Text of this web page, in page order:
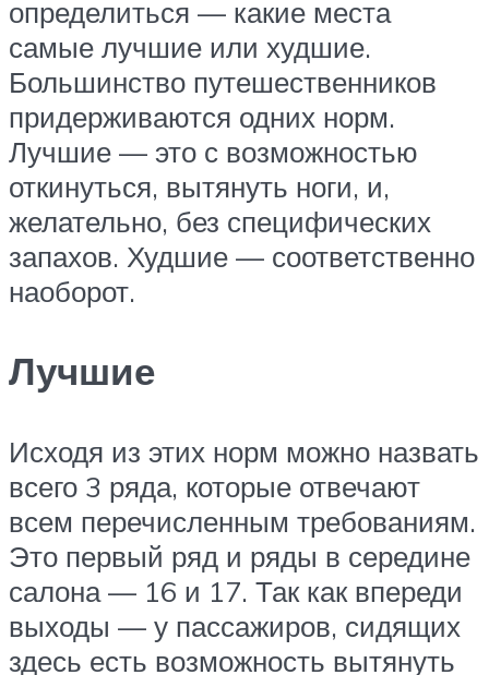
определиться — какие места
самые лучшие или худшие.
Большинство путешественников
придерживаются одних норм.
Лучшие — это с возможностью
откинуться, вытянуть ноги, и,
желательно, без специфических
запахов. Худшие — соответственно
наоборот.
Лучшие
Исходя из этих норм можно назвать
всего 3 ряда, которые отвечают
всем перечисленным требованиям.
Это первый ряд и ряды в середине
салона — 16 и 17. Так как впереди
выходы — у пассажиров, сидящих
здесь есть возможность вытянуть